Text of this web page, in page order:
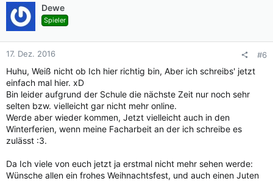
Dewe
Spieler
17. Dez. 2016 #6
Huhu, Weiß nicht ob Ich hier richtig bin, Aber ich schreibs' jetzt
einfach mal hier. xD
Bin leider aufgrund der Schule die nächste Zeit nur noch sehr
selten bzw. vielleicht gar nicht mehr online.
Werde aber wieder kommen, Jetzt vielleicht auch in den
Winterferien, wenn meine Facharbeit an der ich schreibe es
zulässt :3.
Da Ich viele von euch jetzt ja erstmal nicht mehr sehen werde:
Wünsche allen ein frohes Weihnachtsfest, und auch einen Juten